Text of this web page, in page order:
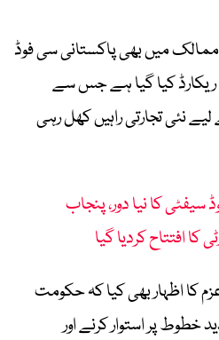
میں بھی پاکستانی سی فوڈ
کیا گیا ہے جس سے
نئی تجارتی راہیں کھل رہی
سیفٹی کا نیا دور، پنجاب
کا افتتاح کردیا گیا
کا اظہار بھی کیا کہ حکومت
خطوط پر استوار کرنے اور